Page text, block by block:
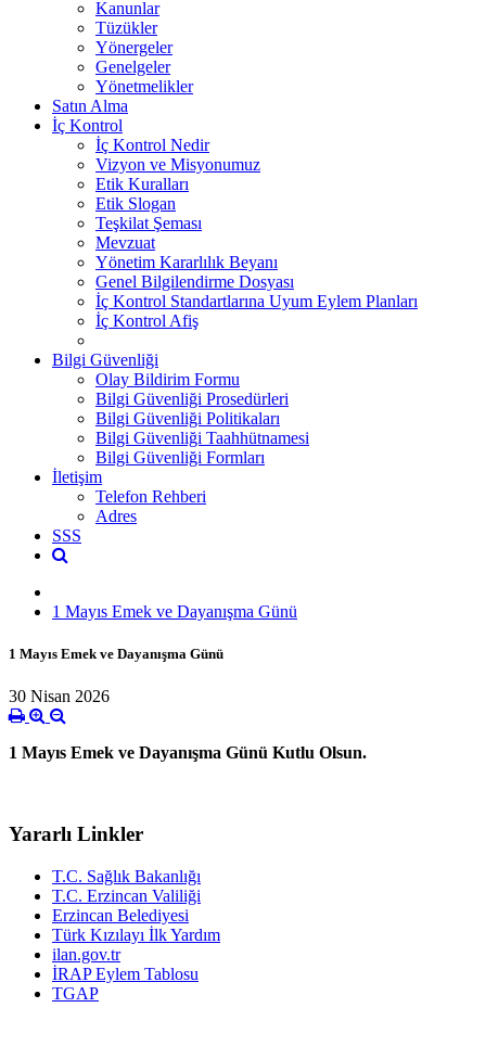
Kanunlar
Tüzükler
Yönergeler
Genelgeler
Yönetmelikler
Satın Alma
İç Kontrol
İç Kontrol Nedir
Vizyon ve Misyonumuz
Etik Kuralları
Etik Slogan
Teşkilat Şeması
Mevzuat
Yönetim Kararlılık Beyanı
Genel Bilgilendirme Dosyası
İç Kontrol Standartlarına Uyum Eylem Planları
İç Kontrol Afiş
Bilgi Güvenliği
Olay Bildirim Formu
Bilgi Güvenliği Prosedürleri
Bilgi Güvenliği Politikaları
Bilgi Güvenliği Taahhütnamesi
Bilgi Güvenliği Formları
İletişim
Telefon Rehberi
Adres
SSS
1 Mayıs Emek ve Dayanışma Günü
1 Mayıs Emek ve Dayanışma Günü
30 Nisan 2026
1 Mayıs Emek ve Dayanışma Günü Kutlu Olsun.
Yararlı Linkler
T.C. Sağlık Bakanlığı
T.C. Erzincan Valiliği
Erzincan Belediyesi
Türk Kızılayı İlk Yardım
ilan.gov.tr
İRAP Eylem Tablosu
TGAP